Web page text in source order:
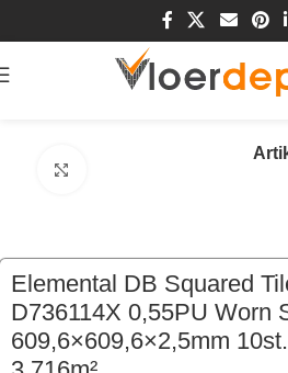
/Vloeren/PVC
Elemental DB Squared
D736114X 0,55PU Worn
609,6×609,6×2,5mm 10st.